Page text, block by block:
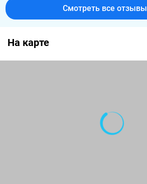
Смотреть все отзывы
На карте